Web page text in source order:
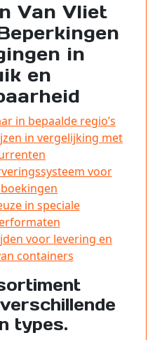
Van Vliet
in
en
in bepaalde regio’s
in vergelijking met
voor
in speciale
voor levering en
containers
types.